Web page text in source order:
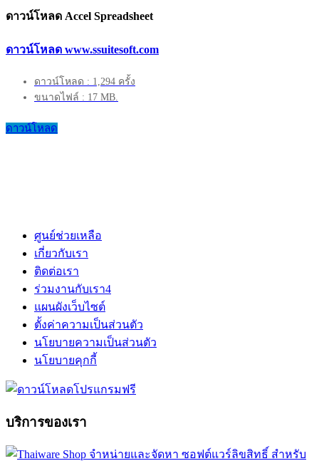
ดาวน์โหลด Accel Spreadsheet
ดาวน์โหลด www.ssuitesoft.com
ดาวน์โหลด : 1,294 ครั้ง
ขนาดไฟล์ : 17 MB.
ดาวน์โหลด
ศูนย์ช่วยเหลือ
เกี่ยวกับเรา
ติดต่อเรา
ร่วมงานกับเรา4
แผนผังเว็บไซต์
ตั้งค่าความเป็นส่วนตัว
นโยบายความเป็นส่วนตัว
นโยบายคุกกี้
บริการของเรา